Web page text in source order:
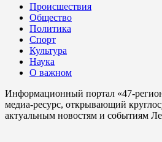
Происшествия
Общество
Политика
Спорт
Культура
Наука
О важном
Информационный портал «47-
медиа-ресурс, открывающий
актуальным новостям и событиям